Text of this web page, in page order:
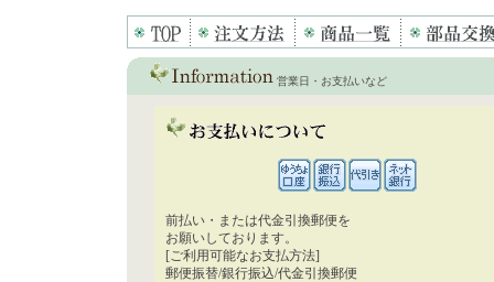
営業日・お支払いなど
前払い・または代金引換郵便を
お願いしております。
[ご利用可能なお支払方法]
郵便振替/銀行振込/代金引換郵便